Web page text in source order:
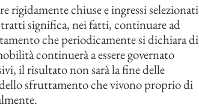
rigidamente chiuse e ingressi selezionati
significa, nei fatti, continuare ad
che periodicamente si dichiara di
continuerà a essere governato
il risultato non sarà la fine delle
sfruttamento che vivono proprio di